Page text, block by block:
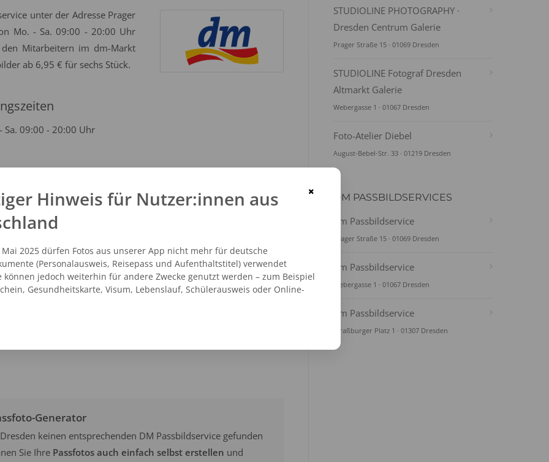
unter der Adresse Prager
Mo. - Sa. 09:00 - 20:00 Uhr
Mitarbeitern im dm-Markt
ab 6,95 € für sechs Stück.
Sa. 09:00 - 20:00 Uhr
- 2058836
Generator
keinen entsprechenden DM Passbildservice gefunden
Sie Ihre Passfotos auch einfach selbst erstellen und
STUDIOLINE PHOTOGRAPHY ·
Dresden Centrum Galerie
Prager Straße 15 · 01069 Dresden
STUDIOLINE Fotograf Dresden
Altmarkt Galerie
Webergasse 1 · 01067 Dresden
Foto-Atelier Diebel
August-Bebel-Str. 33 · 01219 Dresden
DM PASSBILDSERVICES
dm Passbildservice
Prager Straße 15 · 01069 Dresden
dm Passbildservice
Webergasse 1 · 01067 Dresden
dm Passbildservice
Straßburger Platz 1 · 01307 Dresden
×
Hinweis für Nutzer:innen aus
Mai 2025 dürfen Fotos aus unserer App nicht mehr für deutsche
(Personalausweis, Reisepass und Aufenthaltstitel) verwendet
können jedoch weiterhin für andere Zwecke genutzt werden – zum Beispiel
Gesundheitskarte, Visum, Lebenslauf, Schülerausweis oder Online-